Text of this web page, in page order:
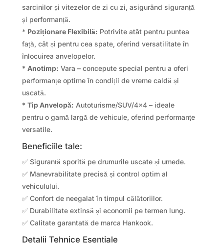
sarcinilor și vitezelor de zi cu zi, asigurând siguranță
și performanță.
* Poziționare Flexibilă: Potrivite atât pentru puntea
față, cât și pentru cea spate, oferind versatilitate în
înlocuirea anvelopelor.
* Anotimp: Vara – concepute special pentru a oferi
performanțe optime în condiții de vreme caldă și
uscată.
* Tip Anvelopă: Autoturisme/SUV/4×4 – ideale
pentru o gamă largă de vehicule, oferind performanțe
versatile.
Beneficiile tale:
✅ Siguranță sporită pe drumurile uscate și umede.
✅ Manevrabilitate precisă și control optim al
vehiculului.
✅ Confort de neegalat în timpul călătoriilor.
✅ Durabilitate extinsă și economii pe termen lung.
✅ Calitate garantată de marca Hankook.
Detalii Tehnice Esențiale